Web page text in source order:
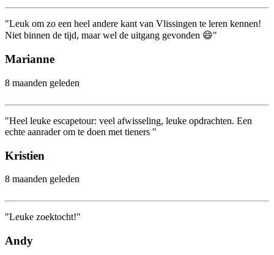
"Leuk om zo een heel andere kant van Vlissingen te leren kennen!
Niet binnen de tijd, maar wel de uitgang gevonden 😄"
Marianne
8 maanden geleden
"Heel leuke escapetour: veel afwisseling, leuke opdrachten. Een
echte aanrader om te doen met tieners "
Kristien
8 maanden geleden
"Leuke zoektocht!"
Andy